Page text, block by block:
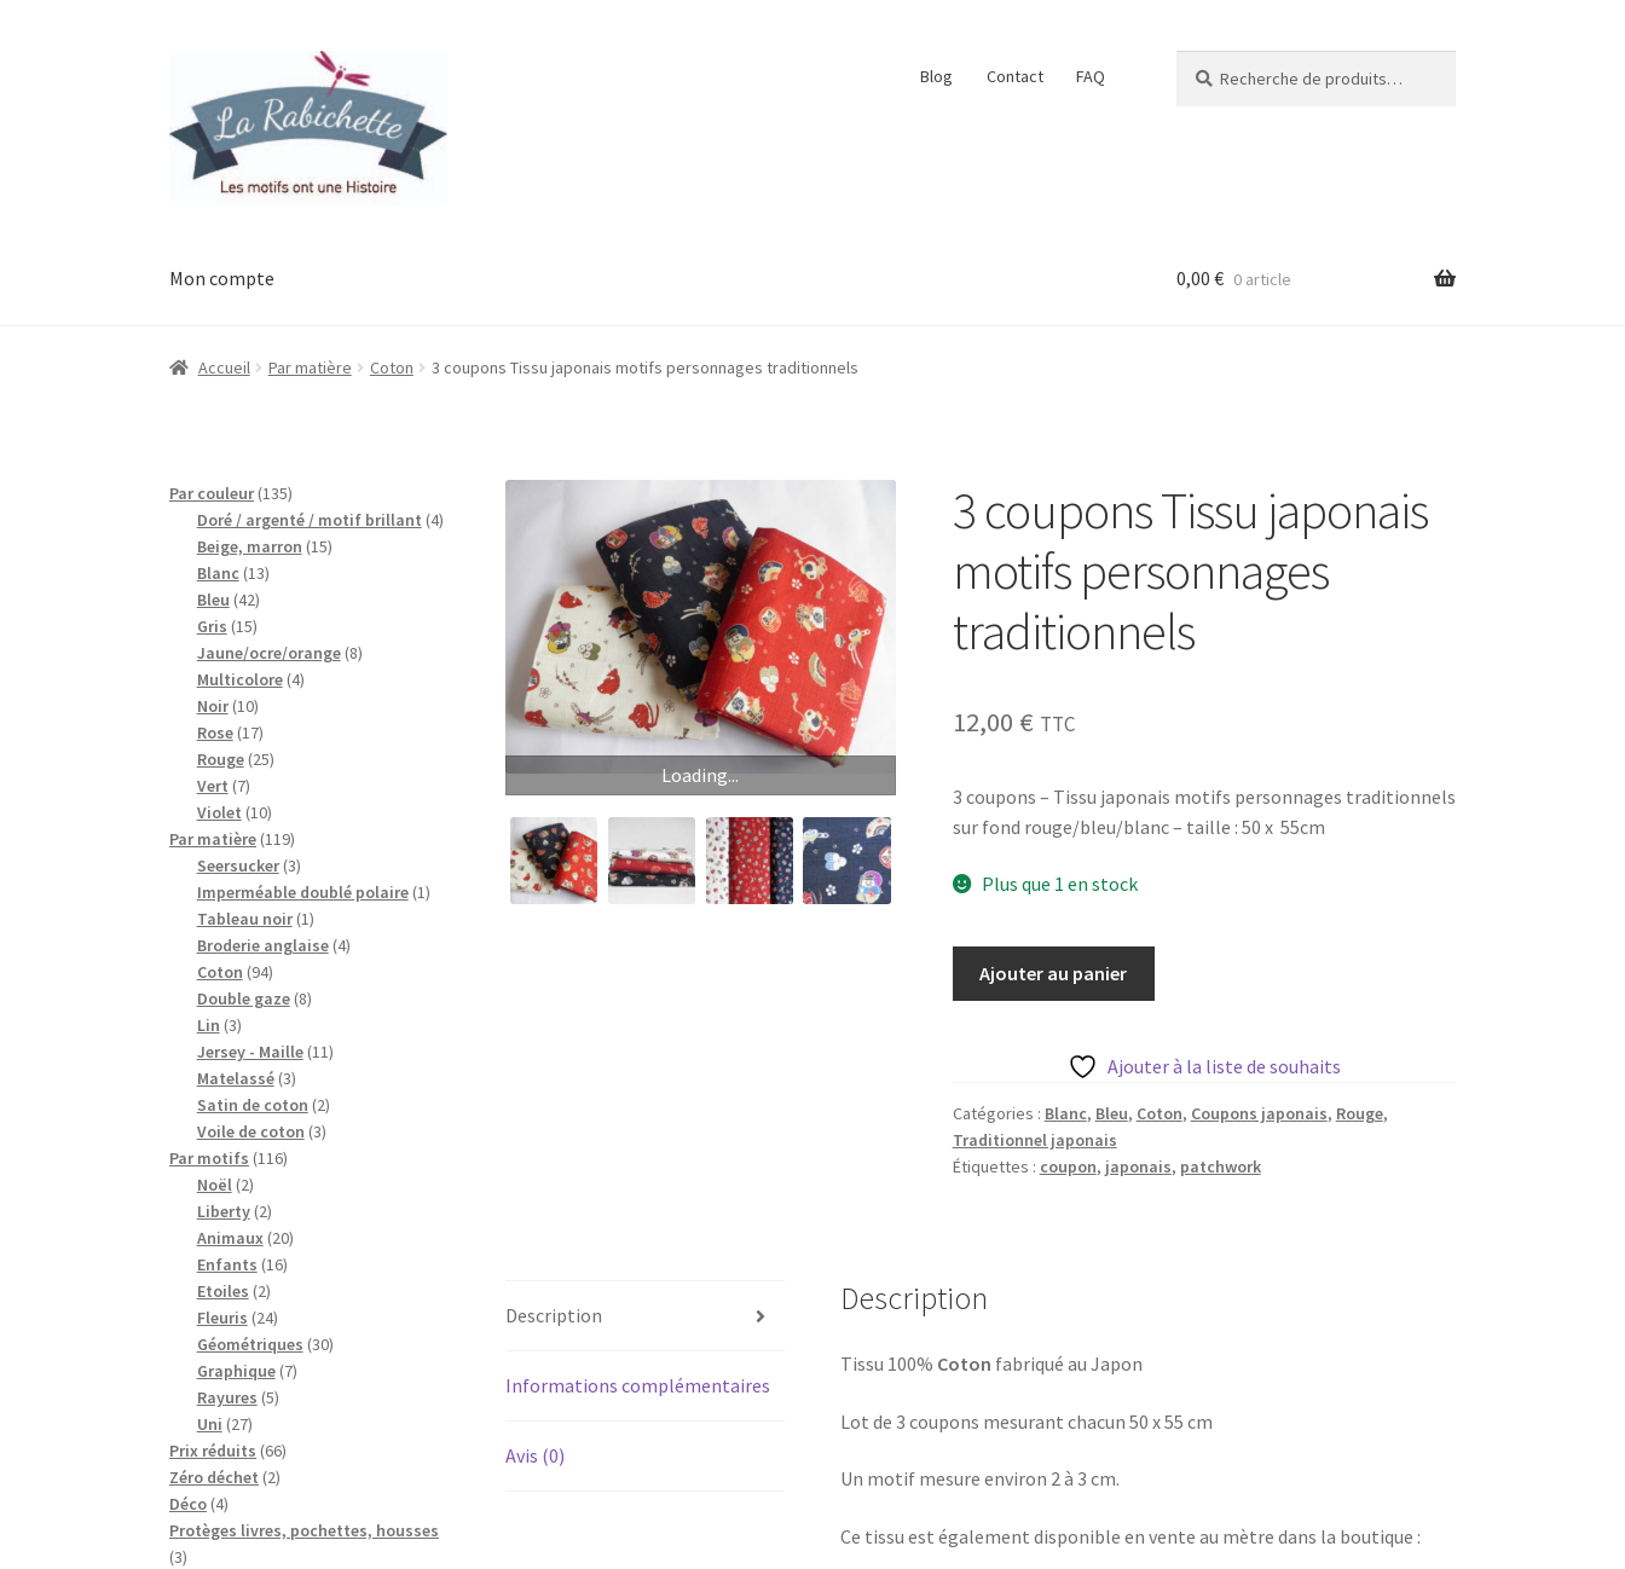
la
navigation
contenu
Blog Contact FAQ
pour :
Mon compte
Accueil Contact Ma liste de souhaits Mon espace My Account Panier Plan du site
0,00 € 0 article
Accueil Par matière Coton 3 coupons Tissu japonais motifs personnages traditionnels
Loading...
3 coupons Tissu japonais
motifs personnages
traditionnels
12,00 € TTC
3 coupons – Tissu japonais motifs personnages traditionnels
sur fond rouge/bleu/blanc – taille : 50 x 55cm
Plus que 1 en stock
japonais
motifs
personnages
Ajouter au panier
Ajouter à la liste de souhaits
Catégories : Blanc, Bleu, Coton, Coupons japonais, Rouge,
Traditionnel japonais
Étiquettes : coupon, japonais, patchwork
Description
Informations complémentaires
Avis (0)
Description
Tissu 100% Coton fabriqué au Japon
Lot de 3 coupons mesurant chacun 50 x 55 cm
Un motif mesure environ 2 à 3 cm.
Ce tissu est également disponible en vente au mètre dans la boutique :
Par couleur 135135
produits
Doré / argenté / motif brillant 44
Beige, marron 1515
Blanc 1313
Bleu 4242
produits
Gris 1515
produits
Jaune/ocre/orange 88
Multicolore 44
Noir 1010
produits
Rose 1717
produits
Rouge 2525
Vert 77
produits
Violet 1010
produits
Par matière 119119
produits
Seersucker 33
produits
Imperméable doublé polaire 11
Tableau noir 11
produit
Broderie anglaise 44
Coton 9494
produits
Double gaze 88
Lin 33
produits
Jersey - Maille 1111
Matelassé 33
produits
Satin de coton 22
produits
Voile de coton 33
Par motifs 116116
Noël 22
produits
Liberty 22
produits
Animaux 2020
Enfants 1616
Etoiles 22
produits
Fleuris 2424
produits
Géométriques 3030
Graphique 77
Rayures 55
Uni 2727
produits
Prix réduits 6666
Zéro déchet 22
Déco 44
produits
Protèges livres, pochettes, housses
33